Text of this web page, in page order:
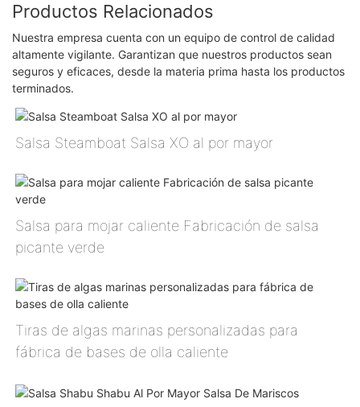
Productos Relacionados
Nuestra empresa cuenta con un equipo de control de calidad
altamente vigilante. Garantizan que nuestros productos sean
seguros y eficaces, desde la materia prima hasta los productos
terminados.
Salsa Steamboat Salsa XO al por mayor
Salsa para mojar caliente Fabricación de salsa
picante verde
Tiras de algas marinas personalizadas para
fábrica de bases de olla caliente